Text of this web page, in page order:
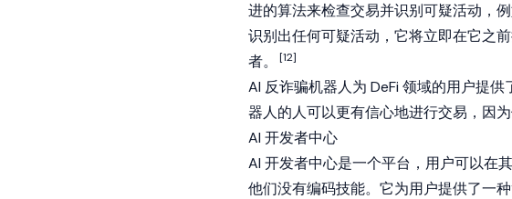
进的算法来检查交易并识别可疑活动，
识别出任何可疑活动，它将立即在它之
者。
[12]
AI 反诈骗机器人为 DeFi 领域的用户提
器人的人可以更有信心地进行交易，因
AI 开发者中心
AI 开发者中心是一个平台，用户可以在
他们没有编码技能。它为用户提供了一